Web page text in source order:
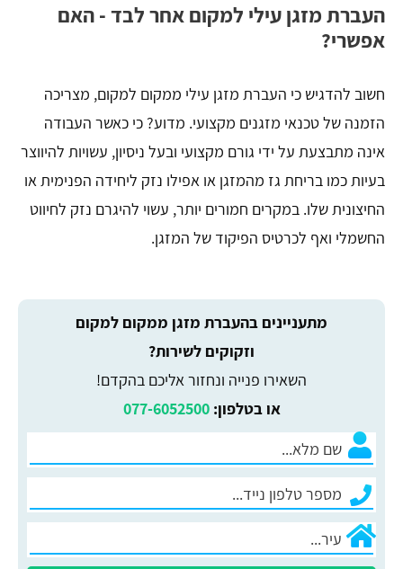
העברת מזגן עילי למקום אחר לבד - האם
אפשרי?
חשוב להדגיש כי העברת מזגן עילי ממקום למקום, מצריכה
הזמנה של טכנאי מזגנים מקצועי. מדוע? כי כאשר העבודה
אינה מתבצעת על ידי גורם מקצועי ובעל ניסיון, עשויות להיווצר
בעיות כמו בריחת גז מהמזגן או אפילו נזק ליחידה הפנימית או
החיצונית שלו. במקרים חמורים יותר, עשוי להיגרם נזק לחיווט
החשמלי ואף לכרטיס הפיקוד של המזגן.
מתעניינים בהעברת מזגן ממקום למקום
וזקוקים לשירות?
השאירו פנייה ונחזור אליכם בהקדם!
או בטלפון:077-6052500